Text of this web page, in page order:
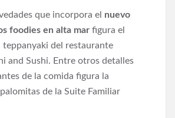
que incorpora el nuevo
foodies en alta mar figura el
teppanyaki del restaurante
and Sushi. Entre otros detalles
de la comida figura la
de la Suite Familiar